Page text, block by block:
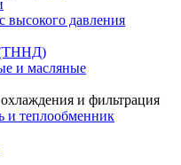
высокого давления
(ТННД)
и масляные
и фильтрация
и теплообменник